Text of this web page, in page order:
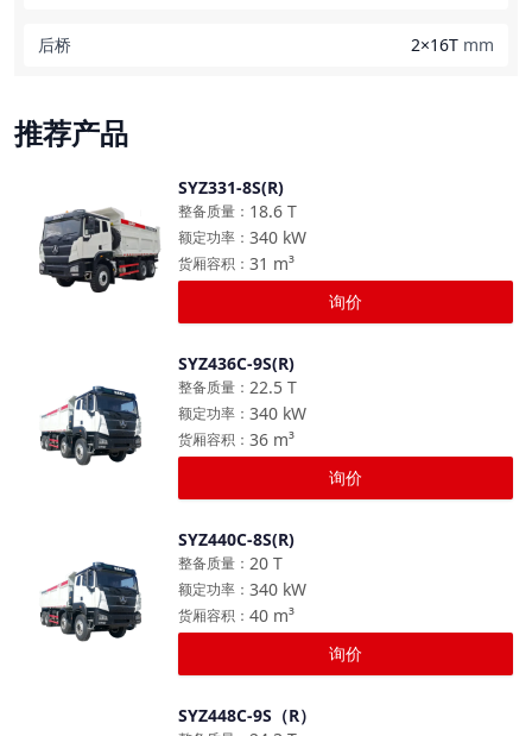
后桥 2×16T mm
推荐产品
SYZ331-8S(R)
18.6 T
整备质量 ：
340 kW
额定功率 ：
31 m³
货厢容积 ：
询价
SYZ436C-9S(R)
22.5 T
整备质量 ：
340 kW
额定功率 ：
36 m³
货厢容积 ：
询价
SYZ440C-8S(R)
20 T
整备质量 ：
340 kW
额定功率 ：
40 m³
货厢容积 ：
询价
SYZ448C-9S（R）